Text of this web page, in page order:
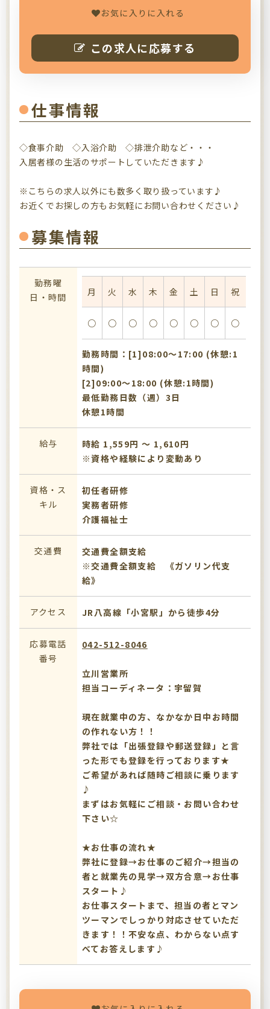
お気に入りに入れる
この求人に応募する
仕事情報
◇食事介助 ◇入浴介助 ◇排泄介助など・・・
入居者様の生活のサポートしていただきます♪
※こちらの求人以外にも数多く取り扱っています♪
お近くでお探しの方もお気軽にお問い合わせください♪
募集情報
勤務曜
日・時間
月 火 水 木 金 土 日 祝
○ ○ ○ ○ ○ ○ ○ ○
勤務時間：[1]08:00〜17:00 (休憩:1
時間)
[2]09:00〜18:00 (休憩:1時間)
最低勤務日数（週）3日
休憩1時間
給与
時給 1,559円 〜 1,610円
※資格や経験により変動あり
資格・ス
キル
初任者研修
実務者研修
介護福祉士
交通費
交通費全額支給
※交通費全額支給 《ガソリン代支
給》
アクセス JR八高線「小宮駅」から徒歩4分
応募電話
番号
042-512-8046
立川営業所
担当コーディネータ：宇留賀
現在就業中の方、なかなか日中お時間
の作れない方！！
弊社では「出張登録や郵送登録」と言
った形でも登録を行っております★
ご希望があれば随時ご相談に乗ります
♪
まずはお気軽にご相談・お問い合わせ
下さい☆
★お仕事の流れ★
弊社に登録→お仕事のご紹介→担当の
者と就業先の見学→双方合意→お仕事
スタート♪
お仕事スタートまで、担当の者とマン
ツーマンでしっかり対応させていただ
きます！！不安な点、わからない点す
べてお答えします♪